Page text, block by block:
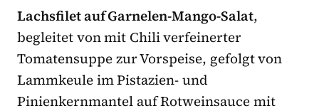
Lachsfilet auf Garnelen-Mango-Salat,
begleitet von mit Chili verfeinerter
Tomatensuppe zur Vorspeise, gefolgt von
Lammkeule im Pistazien- und
Pinienkernmantel auf Rotweinsauce mit